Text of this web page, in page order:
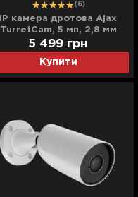
(6)
IP камера дротова Ajax
TurretCam, 5 мп, 2,8 мм
(White)
Купити
5 499 грн